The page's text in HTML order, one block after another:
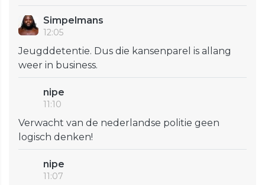
Simpelmans
12:05
Jeugddetentie. Dus die kansenparel is allang
weer in business.
nipe
11:10
Verwacht van de nederlandse politie geen
logisch denken!
nipe
11:07